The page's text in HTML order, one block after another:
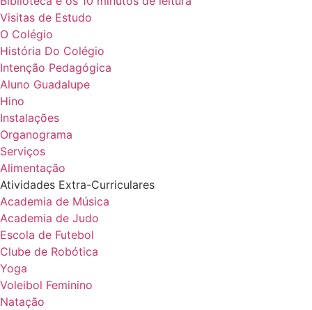
Visitas de Estudo
O Colégio
História Do Colégio
Intenção Pedagógica
Aluno Guadalupe
Hino
Instalações
Organograma
Serviços
Alimentação
Atividades Extra-Curriculares
Academia de Música
Academia de Judo
Escola de Futebol
Clube de Robótica
Yoga
Voleibol Feminino
Natação